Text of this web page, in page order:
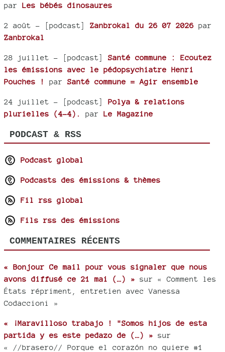
par Les bébés dinosaures
2 août - [podcast] Zanbrokal du 26 07 2026 par
Zanbrokal
28 juillet - [podcast] Santé commune : Ecoutez
les émissions avec le pédopsychiatre Henri
Pouches !
par Santé commune = Agir ensemble
24 juillet - [podcast] Polya & relations
plurielles (4-4).
par Le Magazine
PODCAST & RSS
Podcast global
Podcasts des émissions & thèmes
Fil rss global
Fils rss des émissions
COMMENTAIRES RÉCENTS
« Bonjour Ce mail pour vous signaler que nous
avons diffusé ce 21 mai (…) » sur « Comment les
États répriment, entretien avec Vanessa
Codaccioni »
« ¡Maravilloso trabajo ! "Somos hijos de esta
partida y es este pedazo de (…) » sur
« //brasero// Porque el corazón no quiere #1